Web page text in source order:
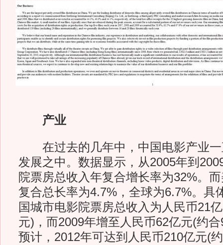
产业
在过去的几年中，中国电影产业一
发展之中。数据显示，从2005年到
院票房总收入年复合增长率为32%。
复合总长率为4.7%，全球为6.7%。具
国城市电影院票房总收入为人民币21
元)，而2009年增至人民币62亿元(约
预计，2012年可达到人民币210亿元(